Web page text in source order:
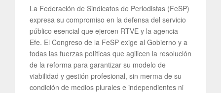
La Federación de Sindicatos de Periodistas (FeSP)
expresa su compromiso en la defensa del servicio
público esencial que ejercen RTVE y la agencia
Efe. El Congreso de la FeSP exige al Gobierno y a
todas las fuerzas políticas que agilicen la resolución
de la reforma para garantizar su modelo de
viabilidad y gestión profesional, sin merma de su
condición de medios plurales e independientes ni